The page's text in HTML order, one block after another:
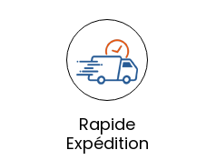
Rapide
Expédition